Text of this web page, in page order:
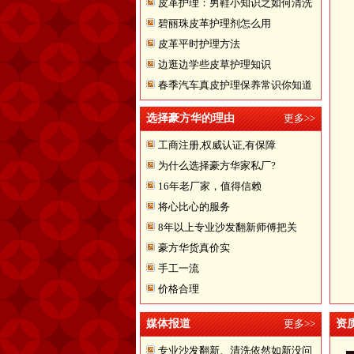
皮革护理：男鞋小知识之如何清洗
翻皮皮鞋
碧丽珠皮革护理剂怎么用
皮革平时护理方法
边逛边学些皮草护理知识
春季汽车真皮护理保养常识你知道
多少
选择豪方华的理由 更多>>
工商注册,权威认证,有保障
为什么选择豪方华家私厂?
16年老厂家，值得信赖
将心比心的服务
8年以上专业沙发翻新师傅把关
豪方华货真价实
手工一流
价格合理
媒体报道 更多>>
专业沙发翻新、清洗依然如新没问
资